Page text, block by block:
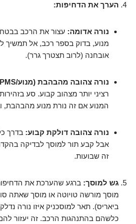
הערך את הדחיפות:
נורה אדומה: עצור את הרכב
מנוע, בדוק בספר רכב, אל תמשיך
אובחנה (לרוב תצטרך גרר).
נורה צהובה מהבהבת (מנוע/TPMS/אחרות):
רציני יותר מצהוב קבוע. סע
המנוע אם זה נורת מנוע מהבהבת,
נורה צהובה דולקת קבוע: בדרך
אבל קבע תור למוסך לבדיקה
זה שבועות.
גש למוסך: ברגע שהערכת את
מוסך מורשה טויוטה או מוסך שאתה
ביאריס). תאר למוסכניק איזו נורה
כלשהם בהתנהגות הרכב. זה יעזור